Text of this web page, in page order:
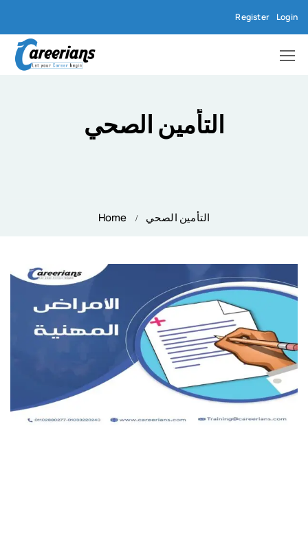
Register Login
التأمين الصحي
Home التأمين الصحي